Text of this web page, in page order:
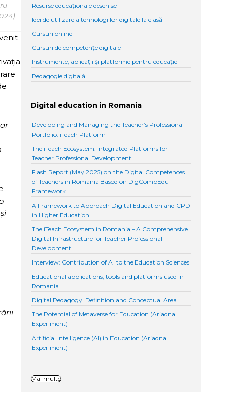
Resurse educaționale deschise
Idei de utilizare a tehnologiilor digitale la clasă
Cursuri online
Cursuri de competențe digitale
Instrumente, aplicații și platforme pentru educație
Pedagogie digitală
Digital education in Romania
Developing and Managing the Teacher’s Professional
Portfolio. iTeach Platform
The iTeach Ecosystem: Integrated Platforms for
Teacher Professional Development
Flash Report (May 2025) on the Digital Competences
of Teachers in Romania Based on DigCompEdu
Framework
A Framework to Approach Digital Education and CPD
in Higher Education
The iTeach Ecosystem in Romania – A Comprehensive
Digital Infrastructure for Teacher Professional
Development
Interview: Contribution of AI to the Education Sciences
Educational applications, tools and platforms used in
Romania
Digital Pedagogy. Definition and Conceptual Area
The Potential of Metaverse for Education (Ariadna
Experiment)
Artificial Intelligence (AI) in Education (Ariadna
Experiment)
Mai multe